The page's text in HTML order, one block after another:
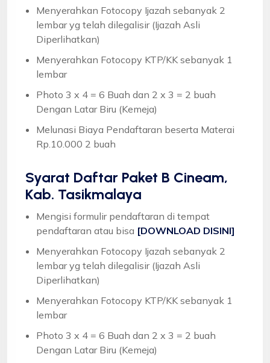
Menyerahkan Fotocopy Ijazah sebanyak 2
lembar yg telah dilegalisir (Ijazah Asli
Diperlihatkan)
Menyerahkan Fotocopy KTP/KK sebanyak 1
lembar
Photo 3 x 4 = 6 Buah dan 2 x 3 = 2 buah
Dengan Latar Biru (Kemeja)
Melunasi Biaya Pendaftaran beserta Materai
Rp.10.000 2 buah
Syarat Daftar Paket B Cineam,
Kab. Tasikmalaya
Mengisi formulir pendaftaran di tempat
pendaftaran atau bisa [DOWNLOAD DISINI]
Menyerahkan Fotocopy Ijazah sebanyak 2
lembar yg telah dilegalisir (Ijazah Asli
Diperlihatkan)
Menyerahkan Fotocopy KTP/KK sebanyak 1
lembar
Photo 3 x 4 = 6 Buah dan 2 x 3 = 2 buah
Dengan Latar Biru (Kemeja)